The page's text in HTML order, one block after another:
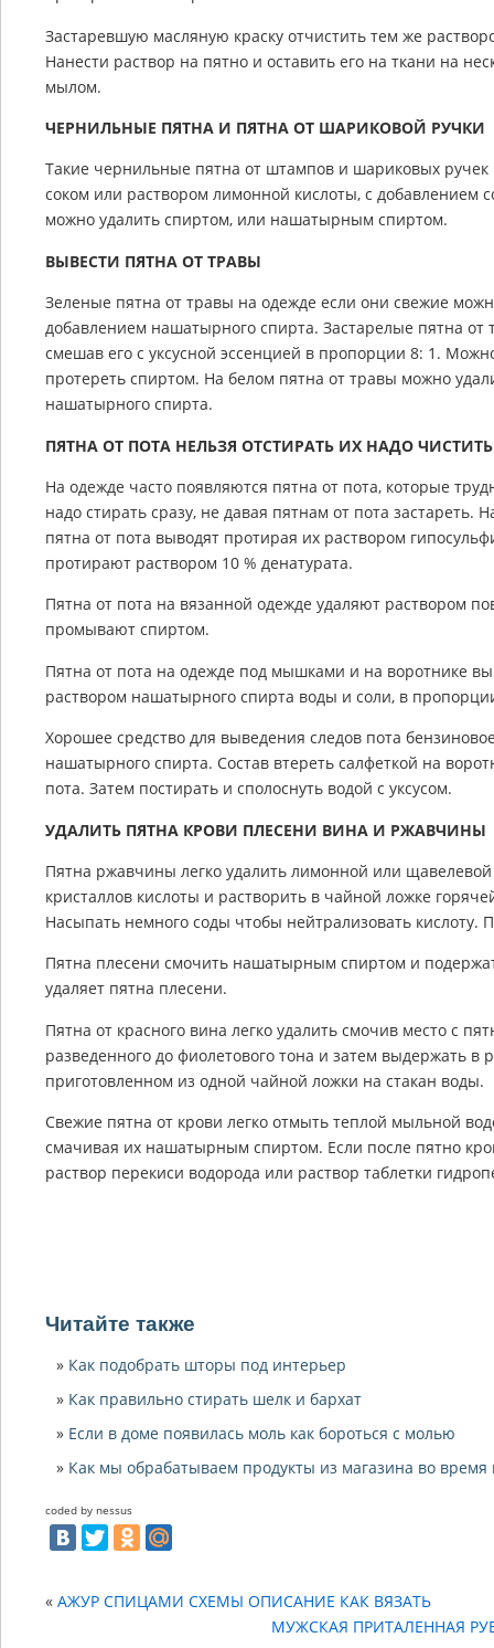
Застаревшую масляную краску отчистить тем же
Нанести раствор на пятно и оставить его на ткани на
мылом.
ЧЕРНИЛЬНЫЕ ПЯТНА И ПЯТНА ОТ ШАРИКОВОЙ РУЧКИ
Такие чернильные пятна от штампов и шариковых
соком или раствором лимонной кислоты, с добавлением
можно удалить спиртом, или нашатырным спиртом.
ВЫВЕСТИ ПЯТНА ОТ ТРАВЫ
Зеленые пятна от травы на одежде если они свежие
добавлением нашатырного спирта. Застарелые пятна от
смешав его с уксусной эссенцией в пропорции 8: 1.
протереть спиртом. На белом пятна от травы можно
нашатырного спирта.
ПЯТНА ОТ ПОТА НЕЛЬЗЯ ОТСТИРАТЬ ИХ НАДО
На одежде часто появляются пятна от пота, которые
надо стирать сразу, не давая пятнам от пота
пятна от пота выводят протирая их раствором
протирают раствором 10 % денатурата.
Пятна от пота на вязанной одежде удаляют раствором
промывают спиртом.
Пятна от пота на одежде под мышками и на воротнике
раствором нашатырного спирта воды и соли, в
Хорошее средство для выведения следов пота
нашатырного спирта. Состав втереть салфеткой на
пота. Затем постирать и сполоснуть водой с уксусом.
УДАЛИТЬ ПЯТНА КРОВИ ПЛЕСЕНИ ВИНА И РЖАВЧИНЫ
Пятна ржавчины легко удалить лимонной или щавелевой
кристаллов кислоты и растворить в чайной ложке
Насыпать немного соды чтобы нейтрализовать кислоту.
Пятна плесени смочить нашатырным спиртом и
удаляет пятна плесени.
Пятна от красного вина легко удалить смочив место с
разведенного до фиолетового тона и затем выдержать в
приготовленном из одной чайной ложки на стакан воды.
Свежие пятна от крови легко отмыть теплой мыльной
смачивая их нашатырным спиртом. Если после пятно
раствор перекиси водорода или раствор таблетки
Читайте также
Как подобрать шторы под интерьер
Как правильно стирать шелк и бархат
Если в доме появилась моль как бороться с молью
Как мы обрабатываем продукты из магазина во время
coded by nessus
« АЖУР СПИЦАМИ СХЕМЫ ОПИСАНИЕ КАК ВЯЗАТЬ
МУЖСКАЯ ПРИТАЛЕННАЯ